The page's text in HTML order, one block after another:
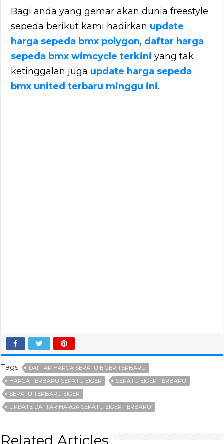
Bagi anda yang gemar akan dunia freestyle
sepeda berikut kami hadirkan update
harga sepeda bmx polygon, daftar harga
sepeda bmx wimcycle terkini yang tak
ketinggalan juga update harga sepeda
bmx united terbaru minggu ini.
Tags
DAFTAR HARGA SEPATU EIGER TERBARU
HARGA TERBARU SEPATU EIGER
SEPATU EIGER TERBARU
SEPATU TERBARU EIGER
UPDATE DAFTAR HARGA SEPATU EIGER TERBARU
Related Articles